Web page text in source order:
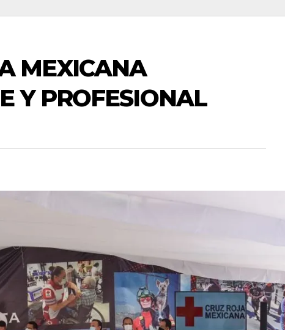
MEXICANA
Y PROFESIONAL